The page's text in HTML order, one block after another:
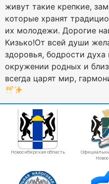
живут такие крепкие,
которые хранят
их молодежи. Дорогие
Кизько!От всей души
здоровья, бодрости
окружении родных и
всегда царят мир,
Новосибирская область